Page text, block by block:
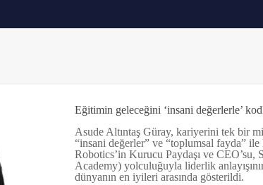
Eğitimin geleceğini ‘insani değerlerle’
Asude Altıntaş Güray, kariyerini tek bir
“insani değerler” ve “toplumsal fayda”
Robotics’in Kurucu Paydaşı ve CEO’su,
Academy) yolculuğuyla liderlik
dünyanın en iyileri arasında gösterildi.